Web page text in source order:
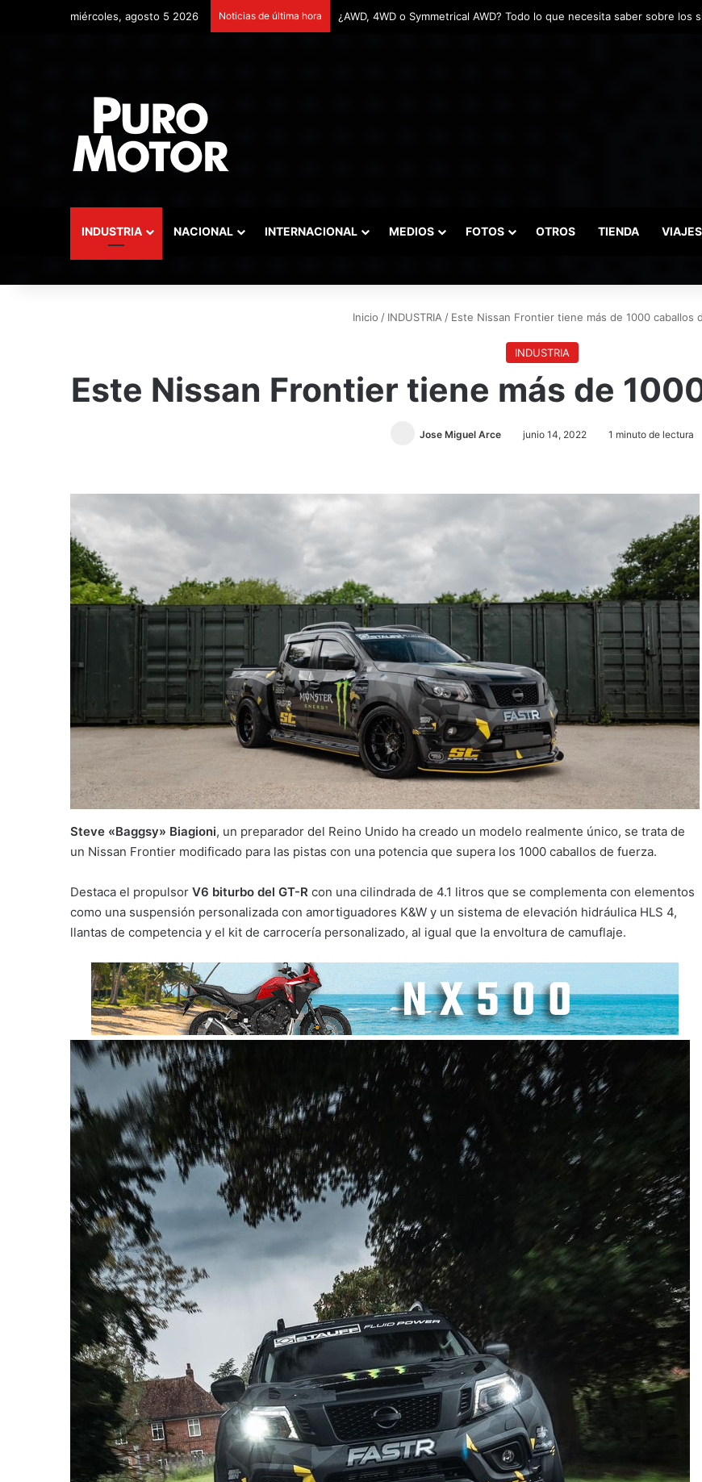
miércoles, agosto 5 2026 Noticias de última hora Remontadas marcaron el inicio del Campeonato de Invierno de Kartismo
INDUSTRIA NACIONAL INTERNACIONAL MEDIOS FOTOS OTROS TIENDA VIAJES
Inicio / INDUSTRIA / Este Nissan Frontier tiene más de 1000 caballos
INDUSTRIA
Este Nissan Frontier tiene más de
Jose Miguel Arce junio 14, 2022 1 minuto de lectura
Steve «Baggsy» Biagioni, un preparador del Reino Unido ha creado un modelo realmente único, se trata de
un Nissan Frontier modificado para las pistas con una potencia que supera los 1000 caballos de fuerza.
Destaca el propulsor V6 biturbo del GT-R con una cilindrada de 4.1 litros que se complementa con elementos
como una suspensión personalizada con amortiguadores K&W y un sistema de elevación hidráulica HLS 4,
llantas de competencia y el kit de carrocería personalizado, al igual que la envoltura de camuflaje.